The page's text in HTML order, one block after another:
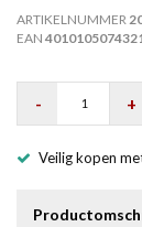
ARTIKELNUMMER
EAN
- +
Veilig kopen